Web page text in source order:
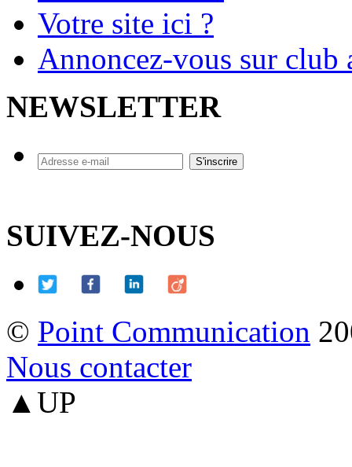
Votre site ici ?
Annoncez-vous sur
NEWSLETTER
SUIVEZ-NOUS
© Point Communication
Nous contacter
▲UP